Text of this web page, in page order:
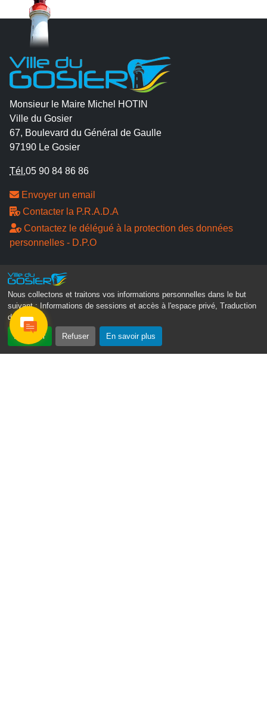
Nous collectons et traitons vos informations personnelles dans le but
suivant :
Informations de sessions et accès à l'espace privé, Traduction
des pages .
Accepter Refuser En savoir plus
Monsieur le Maire Michel HOTIN
Ville du Gosier
67, Boulevard du Général de Gaulle
97190 Le Gosier
Tél.05 90 84 86 86
Envoyer un email
Contacter la P.R.A.D.A
Contactez le délégué à la protection des données
personnelles - D.P.O
Suivez-nous